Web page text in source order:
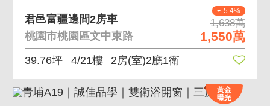
5.4%
1,638萬
1,550萬
君邑富疆邊間2房車
桃園市桃園區文中東路
39.76坪 4/21樓 2房(室)2廳1衛
黃金
曝光